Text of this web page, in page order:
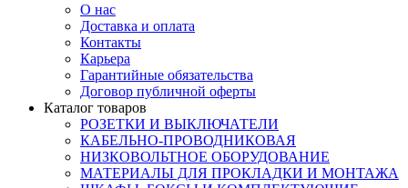
О нас
Доставка и оплата
Контакты
Карьера
Гарантийные обязательства
Договор публичной оферты
Каталог товаров
РОЗЕТКИ И ВЫКЛЮЧАТЕЛИ
КАБЕЛЬНО-ПРОВОДНИКОВАЯ
НИЗКОВОЛЬТНОЕ ОБОРУДОВАНИЕ
МАТЕРИАЛЫ ДЛЯ ПРОКЛАДКИ И МОНТАЖА